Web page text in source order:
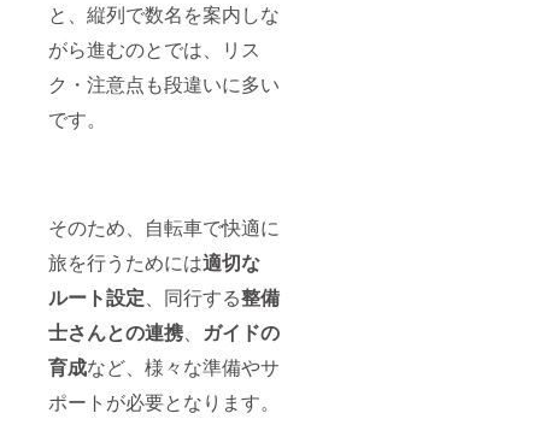
と、縦列で数名を案内しな
がら進むのとでは、リス
ク・注意点も段違いに多い
です。
そのため、自転車で快適に
旅を行うためには適切な
ルート設定、同行する整備
士さんとの連携、 ガイドの
育成など、様々な準備やサ
ポートが必要となります。